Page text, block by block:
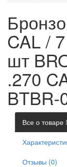
CAL /
шт
.270
BTBR-
Все о товаре
Отзывы (0)